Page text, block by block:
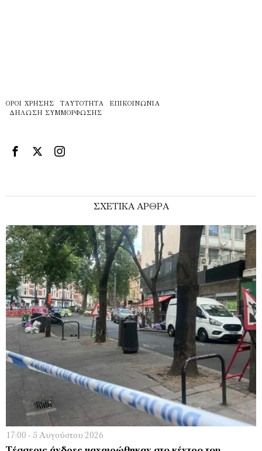
ΌΡΟΙ ΧΡΉΣΗΣ ΤΑΥΤΌΤΗΤΑ
ΕΠΙΚΟΙΝΩΝΊΑ
ΔΉΛΩΣΗ ΣΥΜΜΌΡΦΩΣΗΣ
ΣΧΕΤΙΚΑ ΑΡΘΡΑ
17:00 - 5 Αυγούστου 2026